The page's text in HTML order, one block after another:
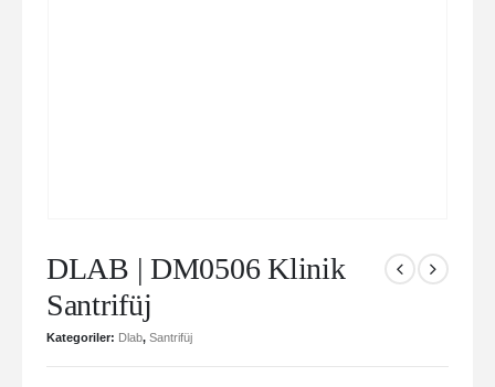
DLAB | DM0506 Klinik
Santrifüj
Kategoriler: Dlab, Santrifüj